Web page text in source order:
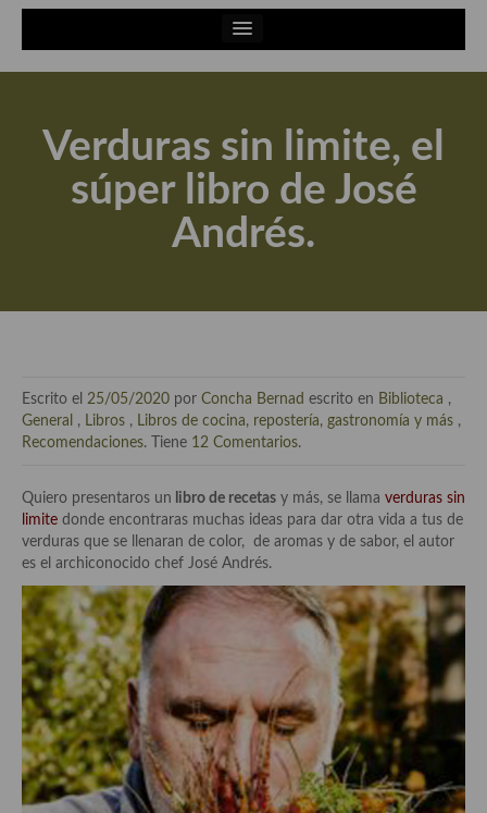
Actualidad y recomendaciones
Apuntes, estudios sobre temas interesantes e importantes
Aceite de Oliva Virgen Extra (AOVE)
Recetas maridadas con los mejores AOVES
Tiendas especiales
Especias, hierbas, condimentos, espesantes y aditivos
Historia de la gastronomía, platos celebres, cocineros, críticos,
historias culinarias y otras cosas
Origen y evolución de la comida
Protocolo y buenas maneras.
Ocio – restaurantes, bares, tabernas
Viajes eno-gastro-turísticos
En El Candelero
Verduras sin limite, el
súper libro de José
Andrés.
Escrito el 25/05/2020 por Concha Bernad escrito en Biblioteca ,
General
, Libros , Libros de cocina, repostería, gastronomía y más ,
Recomendaciones. Tiene 12 Comentarios.
Quiero presentaros un libro de recetas y más, se llama verduras sin
limite donde encontraras muchas ideas para dar otra vida a tus de
verduras que se llenaran de color, de aromas y de sabor, el autor
es el archiconocido chef José Andrés.